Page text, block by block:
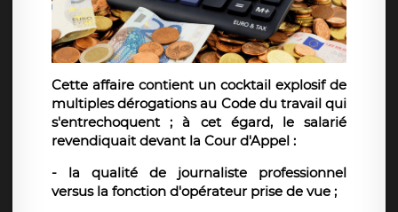
Cette affaire contient un cocktail explosif de
multiples dérogations au Code du travail qui
s'entrechoquent ; à cet égard, le salarié
revendiquait devant la Cour d'Appel :
- la qualité de journaliste professionnel
versus la fonction d'opérateur prise de vue ;